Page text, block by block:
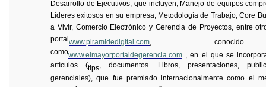
Desarrollo de Ejecutivos, que incluyen, Manejo de equipos
Líderes exitosos en su empresa, Metodología de Trabajo, Core
a Vivir, Comercio Electrónico y Gerencia de Proyectos, entre
portalwww.piramidedigital.com , conocido
comowww.elmayorportaldegerencia.com , en el que se
artículos (tips, documentos. Libros, presentaciones,
gerenciales), que fue premiado internacionalmente como el